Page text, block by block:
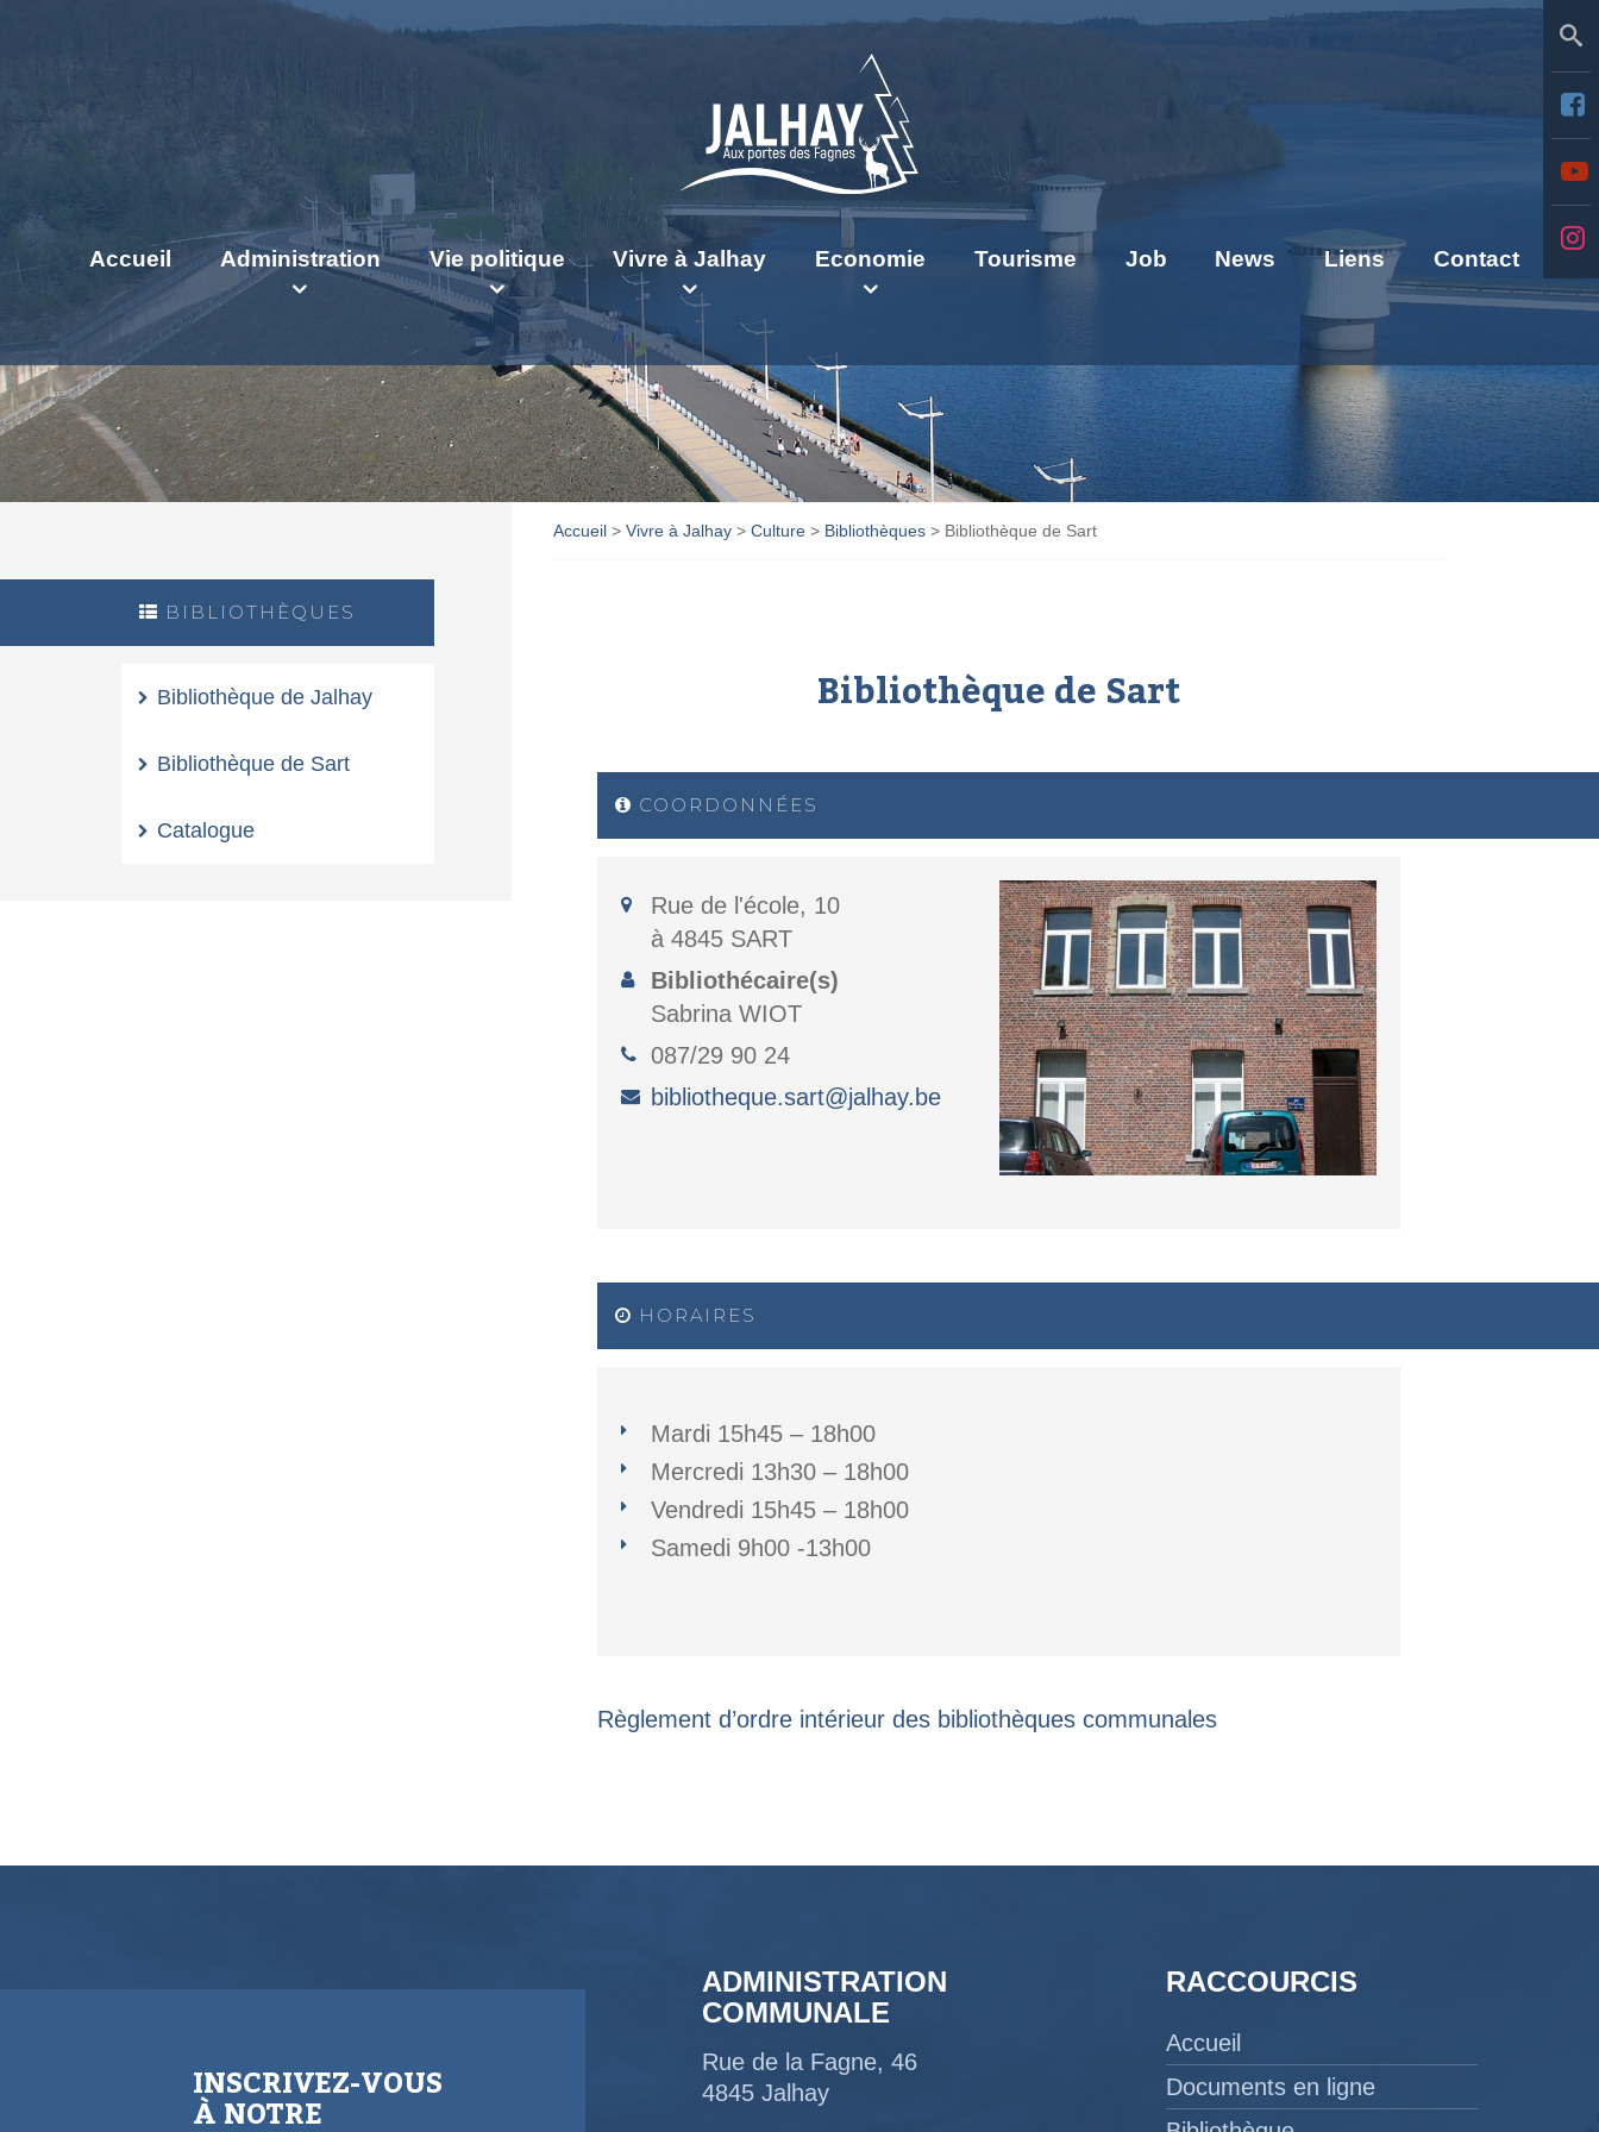
Accueil Administration Vie politique Vivre à Jalhay Economie Tourisme Job News Liens Contact
BIBLIOTHÈQUES
Bibliothèque de Jalhay
Bibliothèque de Sart
Catalogue
Accueil> Vivre à Jalhay> Culture> Bibliothèques> Bibliothèque de Sart
Bibliothèque de Sart
COORDONNÉES
Rue de l'école, 10
à 4845 SART
Bibliothécaire(s)
Sabrina WIOT
087/29 90 24
bibliotheque.sart@jalhay.be
HORAIRES
Mardi 15h45 – 18h00
Mercredi 13h30 – 18h00
Vendredi 15h45 – 18h00
Samedi 9h00 -13h00
Règlement d’ordre intérieur des bibliothèques communales
INSCRIVEZ-VOUS
À NOTRE
ADMINISTRATION
COMMUNALE
Rue de la Fagne, 46
4845 Jalhay
RACCOURCIS
Accueil
Documents en ligne